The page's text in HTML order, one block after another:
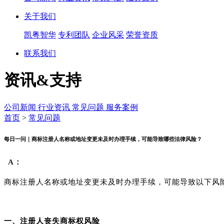
关于我们
凯粤智华 专利团队 企业风采 荣誉资质
联系我们
资讯&支持
公司新闻 行业资讯 常见问题 服务案例
首页 > 常见问题
每日一问｜商标注册人名称或地址变更未及时办理手续，可能导致哪些法律风险？
A：
商标注册人名称或地址变更未及时办理手续，可能导致以下风
一、注册人丧失商标权风险